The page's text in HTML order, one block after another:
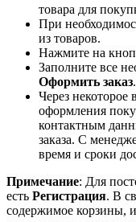
товара для
При
из товаров.
Нажмите на
Заполните все
Оформить заказ.
Через некоторое
оформления
контактным
заказа. С
время и сроки
Примечание: Для
есть Регистрация. В
содержимое корзины,